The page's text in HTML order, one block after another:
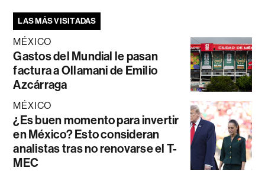
LAS MÁS VISITADAS
MÉXICO
Gastos del Mundial le pasan
factura a Ollamani de Emilio
Azcárraga
MÉXICO
¿Es buen momento para invertir
en México? Esto consideran
analistas tras no renovarse el T-
MEC